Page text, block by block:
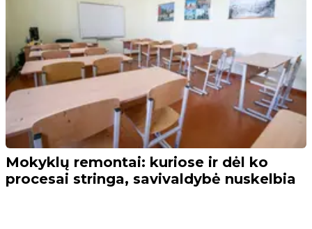
Mokyklų remontai: kuriose ir dėl ko
procesai stringa, savivaldybė nuskelbia